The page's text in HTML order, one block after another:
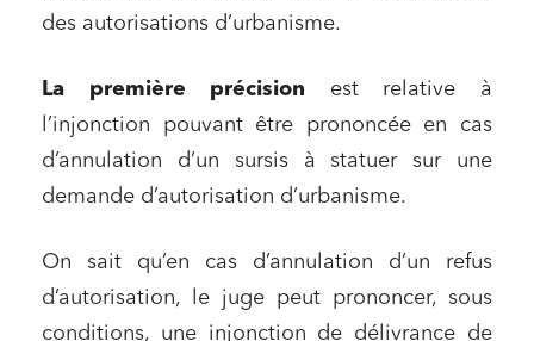
des autorisations d’urbanisme.
La première précision est relative à
l’injonction pouvant être prononcée en cas
d’annulation d’un sursis à statuer sur une
demande d’autorisation d’urbanisme.
On sait qu’en cas d’annulation d’un refus
d’autorisation, le juge peut prononcer, sous
conditions, une injonction de délivrance de